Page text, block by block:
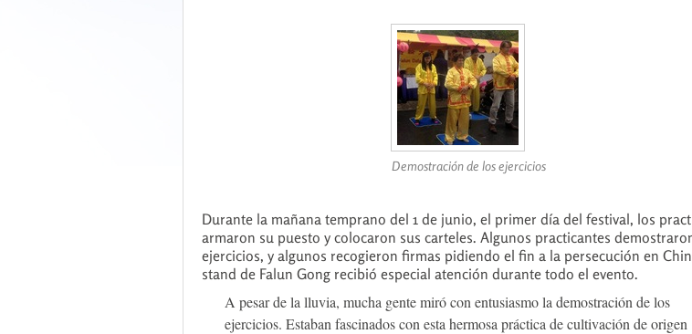
Demostración de los ejercicios
Durante la mañana temprano del 1 de junio, el primer día del festival, los
armaron su puesto y colocaron sus carteles. Algunos practicantes
ejercicios, y algunos recogieron firmas pidiendo el fin a la persecución en
stand de Falun Gong recibió especial atención durante todo el evento.
A pesar de la lluvia, mucha gente miró con entusiasmo la demostración de los
ejercicios. Estaban fascinados con esta hermosa práctica de cultivación de origen